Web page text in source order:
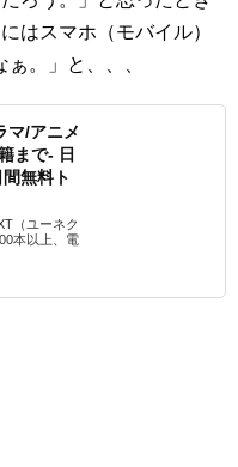
はスマホ（モバイル）
。」と、、、
マ/アニメ
まで- 日
無料ト
（ユーネク
本以上、電